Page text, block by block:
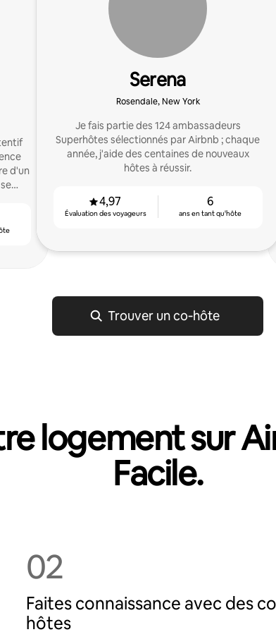
d'un
Serena
Rosendale, New York
Je fais partie des 124 ambassadeurs
Superhôtes sélectionnés par Airbnb ; chaque
année, j'aide des centaines de nouveaux
hôtes à réussir.
4,97
Évaluation des voyageurs
6
ans en tant qu'hôte
Trouver un co‑hôte
logement sur
Facile.
02
Faites connaissance avec des
hôtes